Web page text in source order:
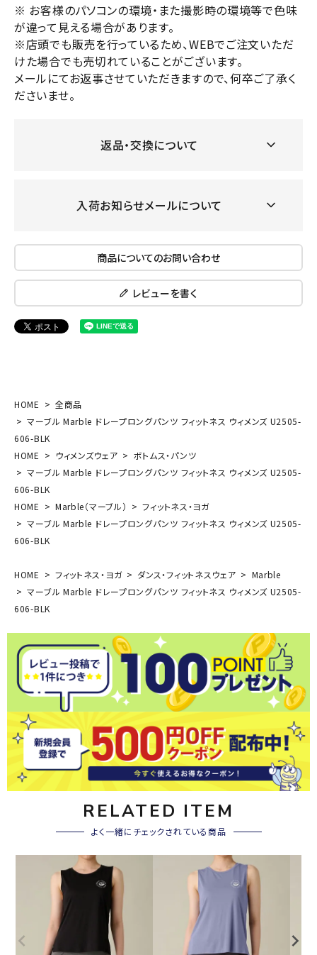
※ お客様のパソコンの環境・また撮影時の環境等で色味
が違って見える場合があります。
※店頭でも販売を行っているため、WEBでご注文いただ
けた場合でも売切れていることがございます。
メールにてお返事させていただきますので、何卒ご了承く
ださいませ。
返品・交換について
入荷お知らせメールについて
商品についてのお問い合わせ
レビューを書く
HOME
全商品
マーブル Marble ドレープロングパンツ フィットネス ウィメンズ U2505-
606-BLK
HOME
ウィメンズウェア
ボトムス・パンツ
マーブル Marble ドレープロングパンツ フィットネス ウィメンズ U2505-
606-BLK
HOME
Marble（マーブル）
フィットネス・ヨガ
マーブル Marble ドレープロングパンツ フィットネス ウィメンズ U2505-
606-BLK
HOME フィットネス・ヨガ ダンス・フィットネスウェア
Marble
マーブル Marble ドレープロングパンツ フィットネス ウィメンズ U2505-
606-BLK
RELATED ITEM
よく一緒にチェックされている商品